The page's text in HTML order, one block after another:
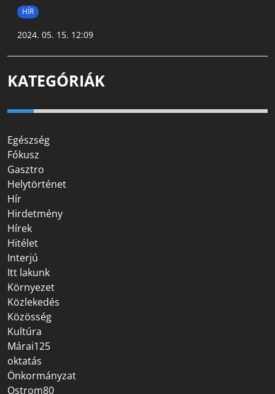
HÍR
2024. 05. 15. 12:09
KATEGÓRIÁK
Egészség
Fókusz
Gasztro
Helytörténet
Hír
Hirdetmény
Hírek
Hitélet
Interjú
Itt lakunk
Környezet
Közlekedés
Közösség
Kultúra
Márai125
oktatás
Önkormányzat
Ostrom80